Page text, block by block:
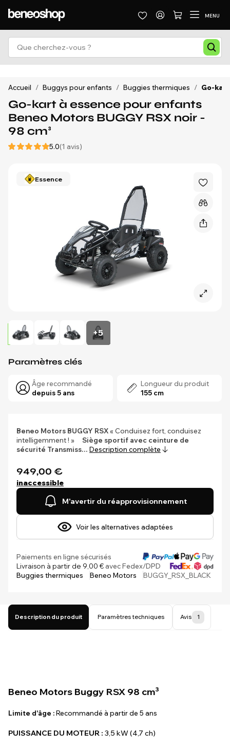
MENU
Accueil / Buggys pour enfants / Buggies thermiques / Go-kart
Go-kart à essence pour enfants
Beneo Motors BUGGY RSX noir -
98 cm³
5.0(1 avis)
Essence
+5
Paramètres clés
Âge recommandé
depuis 5 ans
Longueur du produit
155 cm
Beneo Motors BUGGY RSX« Conduisez fort, conduisez
intelligemment ! » Siège sportif avec ceinture de
sécurité Transmiss… Description complète
949,00 €
inaccessible
M'avertir du réapprovisionnement
Voir les alternatives adaptées
Paiements en ligne sécurisés
Livraison à partir de 9,00 €avec Fedex/DPD
Buggies thermiques
Beneo Motors BUGGY_RSX_BLACK
Description du produit Paramètres techniques Avis 1
Beneo Motors Buggy RSX 98 cm³
Limite d'âge :Recommandé à partir de 5 ans
PUISSANCE DU MOTEUR : 3,5 kW (4,7 ch)